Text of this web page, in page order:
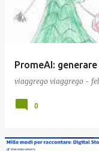
PromeAI:
viaggrego viaggrego -
0